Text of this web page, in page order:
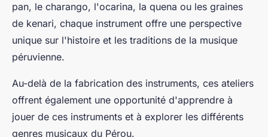
pan, le charango, l'ocarina, la quena ou les graines
de kenari, chaque instrument offre une perspective
unique sur l'histoire et les traditions de la musique
péruvienne.
Au-delà de la fabrication des instruments, ces ateliers
offrent également une opportunité d'apprendre à
jouer de ces instruments et à explorer les différents
genres musicaux du Pérou.